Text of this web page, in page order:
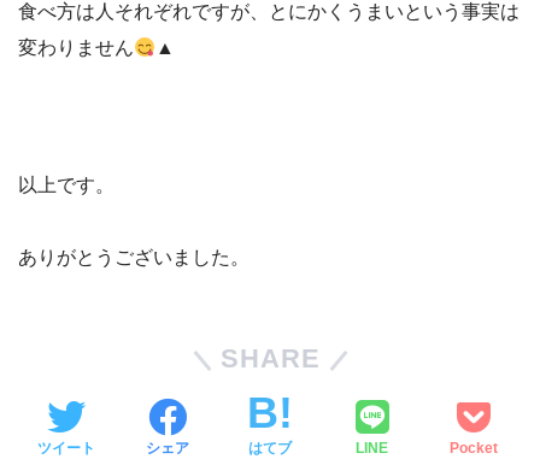
食べ方は人それぞれですが、とにかくうまいという事実は
変わりません
▲
以上です。
ありがとうございました。
SHARE
ツイート シェア はてブ LINE Pocket